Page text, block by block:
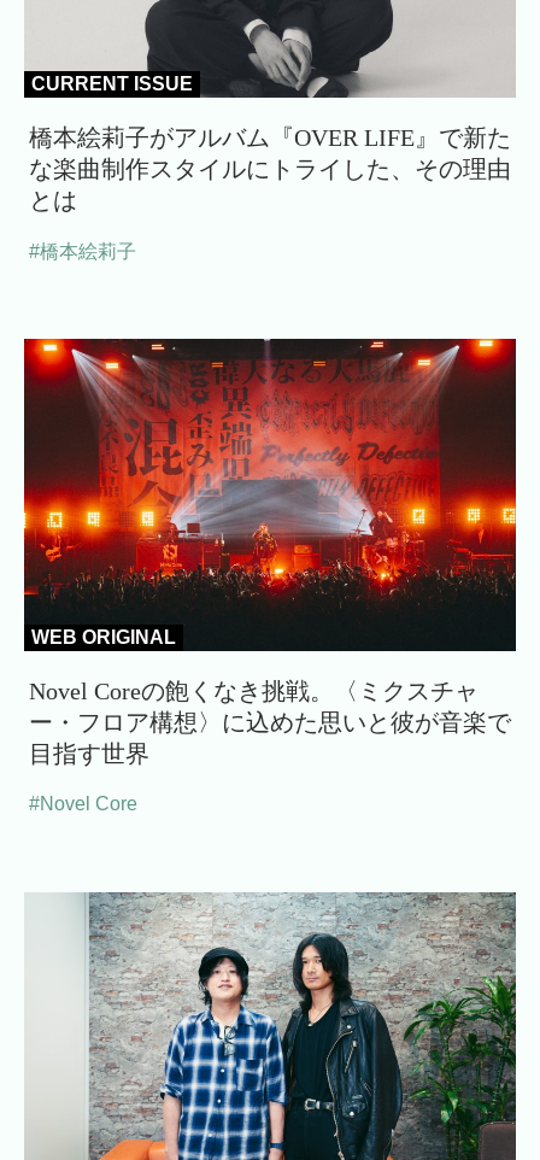
CURRENT ISSUE
橋本絵莉子がアルバム『OVER LIFE』で新た
な楽曲制作スタイルにトライした、その理由
とは
#橋本絵莉子
WEB ORIGINAL
Novel Coreの飽くなき挑戦。〈ミクスチャ
ー・フロア構想〉に込めた思いと彼が音楽で
目指す世界
#Novel Core